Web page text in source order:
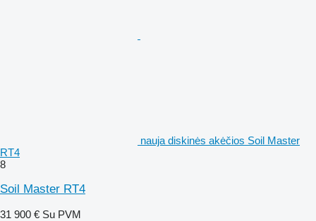
nauja diskinės akėčios Soil Master
RT4
8
Soil Master RT4
31 900 € Su PVM